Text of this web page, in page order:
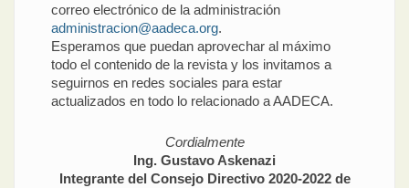
correo electrónico de la administración
administracion@aadeca.org.
Esperamos que puedan aprovechar al máximo
todo el contenido de la revista y los invitamos a
seguirnos en redes sociales para estar
actualizados en todo lo relacionado a AADECA.
Cordialmente
Ing. Gustavo Askenazi
Integrante del Consejo Directivo 2020-2022 de